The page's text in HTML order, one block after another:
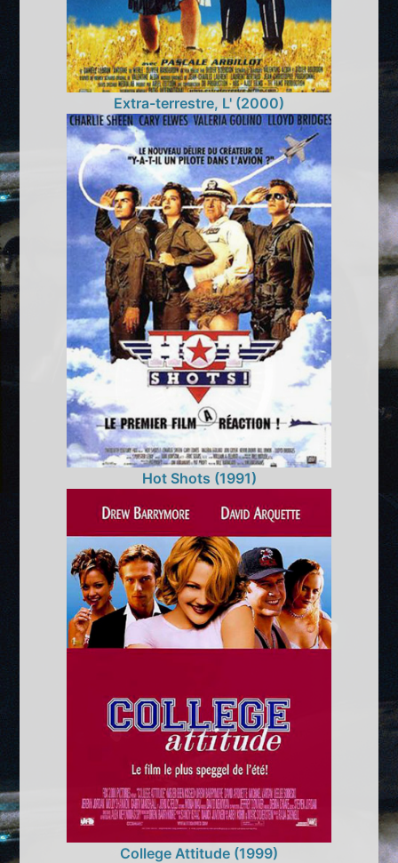
Extra-terrestre, L' (2000)
Hot Shots (1991)
College Attitude (1999)